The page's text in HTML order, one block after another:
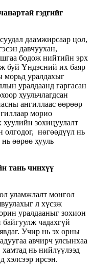
гэдгийг
даамжирсаар цол,
давчуухан,
бодож нийтийн эрх
буй Үндэсний их баяр
морьд уралдахыг
уралдаанд гаргасан
хуульчлагдсан
ангиллаас өөрөөр
морио
хуулийн зохицуулалт
олгодог, нөгөөдүүл нь
өөрөө хууль
тань чинхүү
уламжлалт монгол
л хүсэж
уралдааныг зохион
байгуулж чадахгүй
Учир нь эх орны
авчирч улсынхаа
хамтад нь нийлүүлээд
хэлсээр ирсэн.